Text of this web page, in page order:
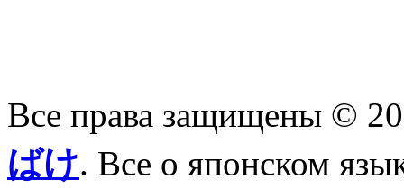
Все права защищены ©
ばけ. Все о японском